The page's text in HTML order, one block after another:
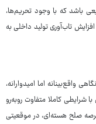
باشد که با وجود تحریم‌ها،
تاب‌آوری تولید داخلی به
واقع‌بینانه اما امیدوارانه،
شرایطی کاملا متفاوت روبه‌رو
صلح هسته‌ای، در موقعیتی